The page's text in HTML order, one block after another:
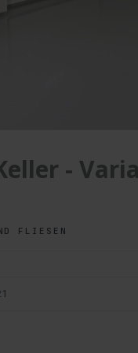
-
FLIESEN